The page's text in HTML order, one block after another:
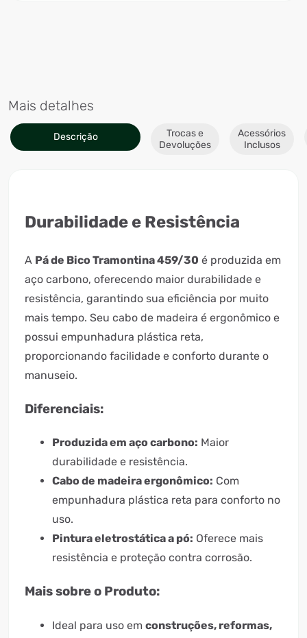
Mais detalhes
Descrição
Trocas e
Devoluções
Acessórios
Inclusos
Durabilidade e Resistência
A Pá de Bico Tramontina 459/30 é produzida em
aço carbono, oferecendo maior durabilidade e
resistência, garantindo sua eficiência por muito
mais tempo. Seu cabo de madeira é ergonômico e
possui empunhadura plástica reta,
proporcionando facilidade e conforto durante o
manuseio.
Diferenciais:
Produzida em aço carbono: Maior
durabilidade e resistência.
Cabo de madeira ergonômico: Com
empunhadura plástica reta para conforto no
uso.
Pintura eletrostática a pó: Oferece mais
resistência e proteção contra corrosão.
Mais sobre o Produto:
Ideal para uso em construções, reformas,